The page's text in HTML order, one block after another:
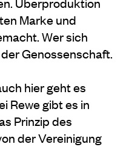
Marke und
Wer sich
Genossenschaft.
hier geht es
Rewe gibt es in
Prinzip des
der Vereinigung